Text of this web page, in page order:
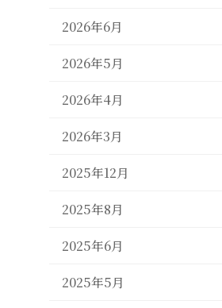
2026年6月
2026年5月
2026年4月
2026年3月
2025年12月
2025年8月
2025年6月
2025年5月